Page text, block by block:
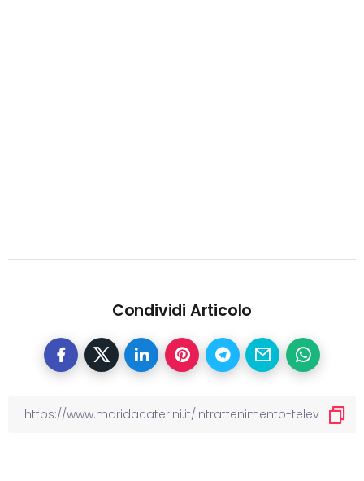
Condividi Articolo